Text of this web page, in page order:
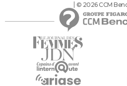
© 2026 CCM